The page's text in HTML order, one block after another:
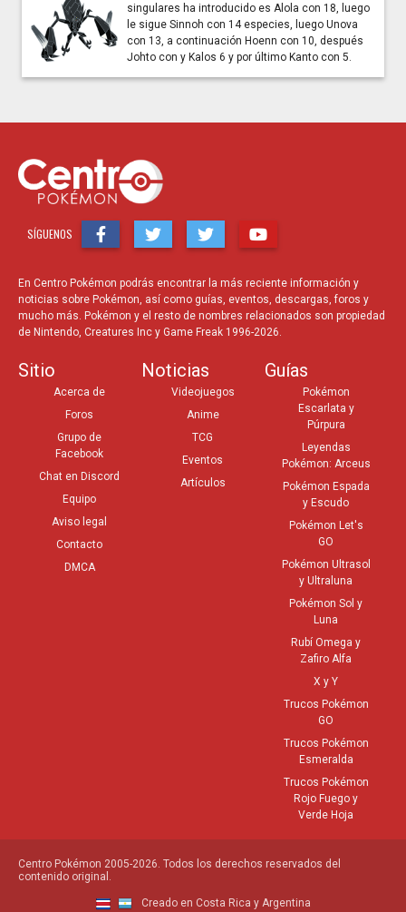
singulares ha introducido es Alola con 18, luego
le sigue Sinnoh con 14 especies, luego Unova
con 13, a continuación Hoenn con 10, después
Johto con y Kalos 6 y por último Kanto con 5.
SÍGUENOS
En Centro Pokémon podrás encontrar la más reciente información y
noticias sobre Pokémon, así como guías, eventos, descargas, foros y
mucho más. Pokémon y el resto de nombres relacionados son propiedad
de Nintendo, Creatures Inc y Game Freak 1996-2026.
Sitio
Acerca de
Foros
Grupo de
Facebook
Chat en Discord
Equipo
Aviso legal
Contacto
DMCA
Noticias
Videojuegos
Anime
TCG
Eventos
Artículos
Guías
Pokémon
Escarlata y
Púrpura
Leyendas
Pokémon: Arceus
Pokémon Espada
y Escudo
Pokémon Let's
GO
Pokémon Ultrasol
y Ultraluna
Pokémon Sol y
Luna
Rubí Omega y
Zafiro Alfa
X y Y
Trucos Pokémon
GO
Trucos Pokémon
Esmeralda
Trucos Pokémon
Rojo Fuego y
Verde Hoja
Centro Pokémon 2005-2026. Todos los derechos reservados del
contenido original.
Creado en Costa Rica y Argentina